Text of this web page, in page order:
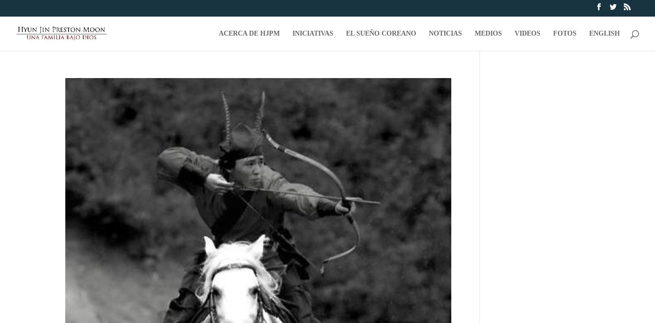
ACERCA DE HJPM INICIATIVAS EL SUEÑO COREANO NOTICIAS MEDIOS VIDEOS FOTOS ENGLISH